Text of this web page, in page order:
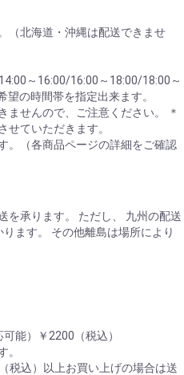
（北海道・沖縄は配送できませ
～16:00/16:00～18:00/18:00～
の時間帯を指定出来ます。
ませんので、ご注意ください。 ＊
せていただきます。
。（各商品ページの詳細をご確認
を承ります。 ただし、 九州の配送
ます。 その他離島は場所により
能）￥2200（税込）
。
税込）以上お買い上げの場合は送